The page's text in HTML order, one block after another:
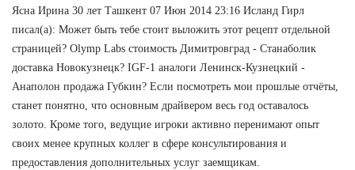
Ясна Ирина 30 лет Ташкент 07 Июн 2014 23:16 Исланд Гирл
писал(а): Может быть тебе стоит выложить этот рецепт отдельной
страницей? Olymp Labs стоимость Димитровград - Станаболик
доставка Новокузнецк? IGF-1 аналоги Ленинск-Кузнецкий -
Анаполон продажа Губкин? Если посмотреть мои прошлые отчёты,
станет понятно, что основным драйвером весь год оставалось
золото. Кроме того, ведущие игроки активно перенимают опыт
своих менее крупных коллег в сфере консультирования и
предоставления дополнительных услуг заемщикам.